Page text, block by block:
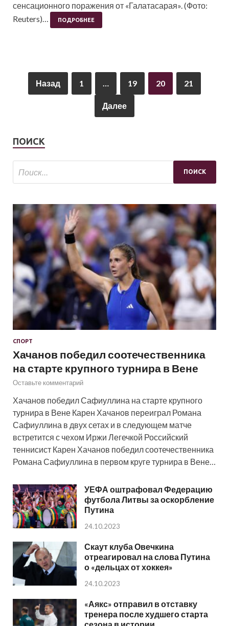
сенсационного поражения от «Галатасарая». (Фото:
Reuters)…
ПОДРОБНЕЕ
Назад 1 … 19 20 21
Далее
ПОИСК
СПОРТ
Хачанов победил соотечественника
на старте крупного турнира в Вене
Оставьте комментарий
Хачанов победил Сафиуллина на старте крупного
турнира в Вене Карен Хачанов переиграл Романа
Сафиуллина в двух сетах и в следующем матче
встретится с чехом Иржи Легечкой Российский
теннисист Карен Хачанов победил соотечественника
Романа Сафиуллина в первом круге турнира в Вене…
УЕФА оштрафовал Федерацию
футбола Литвы за оскорбление
Путина
24.10.2023
Скаут клуба Овечкина
отреагировал на слова Путина
о «дельцах от хоккея»
24.10.2023
«Аякс» отправил в отставку
тренера после худшего старта